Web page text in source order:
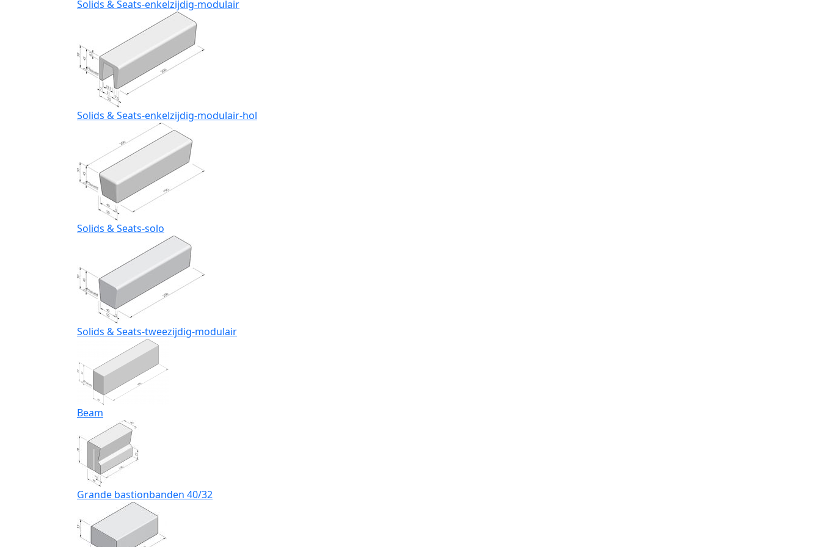
Solids & Seats-enkelzijdig-modulair
Solids & Seats-enkelzijdig-modulair-hol
Solids & Seats-solo
Solids & Seats-tweezijdig-modulair
Beam
Grande bastionbanden 40/32